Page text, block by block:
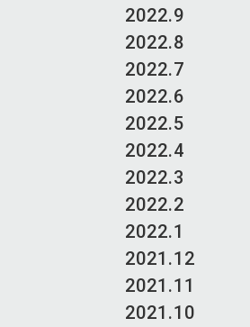
2022.9
2022.8
2022.7
2022.6
2022.5
2022.4
2022.3
2022.2
2022.1
2021.12
2021.11
2021.10